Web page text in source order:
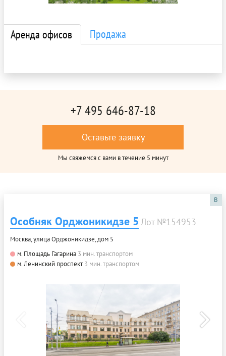
Аренда офисов Продажа
+7 495 646-87-18
Оставьте заявку
Мы свяжемся с вами в течение 5 минут
B
Особняк Орджоникидзе 5 Лот №154953
Москва, улица Орджоникидзе, дом 5
м. Площадь Гагарина 3 мин. транспортом
м. Ленинский проспект 3 мин. транспортом